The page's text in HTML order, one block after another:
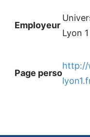
Employeur
Lyon 1
Page perso
http://